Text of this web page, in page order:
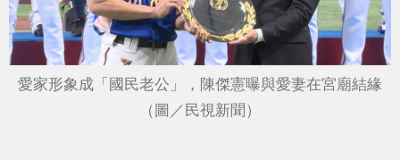
愛家形象成「國民老公」，陳傑憲曝與愛妻在宮廟結緣
（圖／民視新聞）